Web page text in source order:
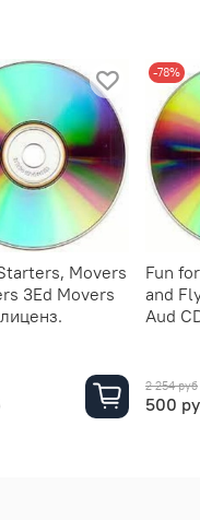
Movers
3Ed Movers
-78%
Fun
and
Aud
2 254 руб
500